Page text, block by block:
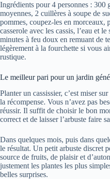
Ingrédients pour 4 personnes : 300
moyennes, 2 cuillères à soupe de
pommes, coupez-les en morceaux,
casserole avec les cassis, l’eau et
minutes à feu doux en remuant de
légèrement à la fourchette si vous
rustique.
Le meilleur pari pour un jardin
Planter un cassissier, c’est miser
la récompense. Vous n’avez pas
réussir. Il suffit de choisir le bon
correct et de laisser l’arbuste faire
Dans quelques mois, puis dans
le résultat. Un petit arbuste discret
source de fruits, de plaisir et
justement les plantes les plus
belles surprises.